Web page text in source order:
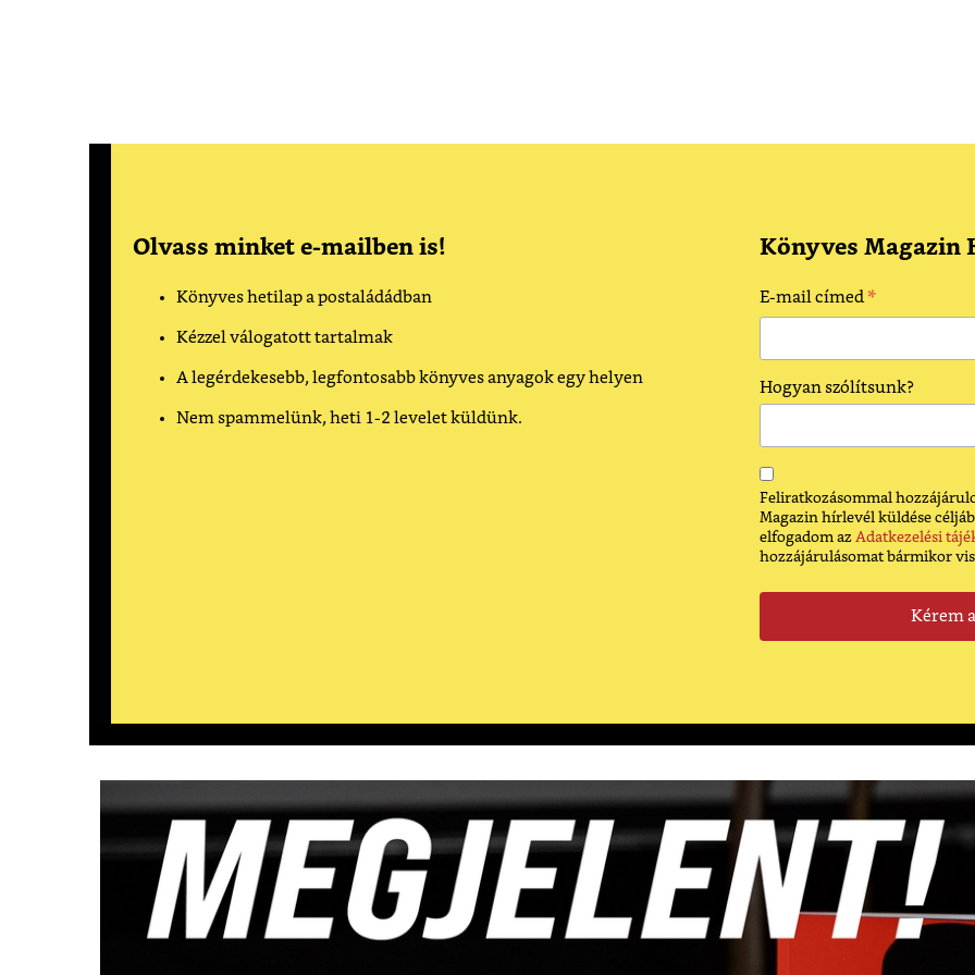
Olvass minket e-mailben is!
Könyves hetilap a postaládádban
Kézzel válogatott tartalmak
A legérdekesebb, legfontosabb könyves anyagok egy helyen
Nem spammelünk, heti 1-2 levelet küldünk.
Könyves Magazin
E-mail címed *
Hogyan szólítsunk?
Feliratkozásommal
Magazin hírlevél küldése
elfogadom az Adatkezelési
hozzájárulásomat bármikor